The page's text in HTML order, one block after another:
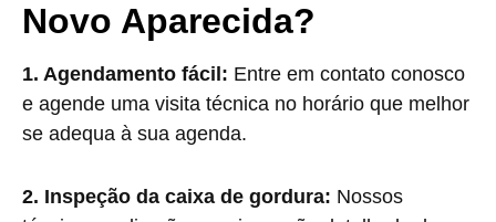
Novo Aparecida?
1. Agendamento fácil: Entre em contato conosco
e agende uma visita técnica no horário que melhor
se adequa à sua agenda.
2. Inspeção da caixa de gordura: Nossos